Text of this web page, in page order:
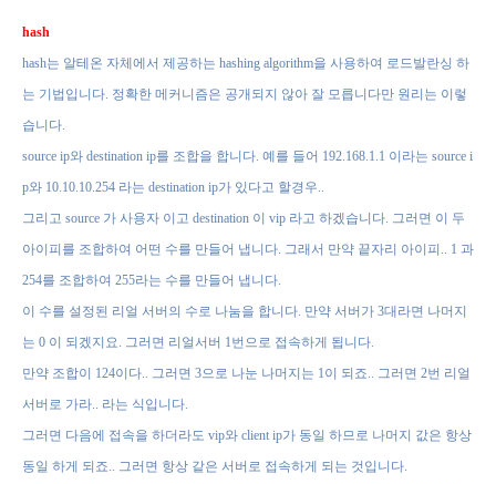
hash
hash는 알테온 자체에서 제공하는 hashing algorithm을 사용하여 로드발란싱 하
는 기법입니다. 정확한 메커니즘은 공개되지 않아 잘 모릅니다만 원리는 이렇
습니다.
source ip와 destination ip를 조합을 합니다. 예를 들어 192.168.1.1 이라는 source i
p와 10.10.10.254 라는 destination ip가 있다고 할경우..
그리고 source 가 사용자 이고 destination 이 vip 라고 하겠습니다. 그러면 이 두
아이피를 조합하여 어떤 수를 만들어 냅니다. 그래서 만약 끝자리 아이피 .. 1 과
254를 조합하여 255라는 수를 만들어 냅니다.
이 수를 설정된 리얼 서버의 수로 나눔을 합니다. 만약 서버가 3대라면 나머지
는 0 이 되겠지요. 그러면 리얼서버 1번으로 접속하게 됩니다.
만약 조합이
124이다.. 그러면 3으로 나눈 나머지는 1이 되죠.. 그러면 2번 리얼
서버로 가라.. 라는 식입니다.
그러면 다음에 접속을 하더라도 vip와 client ip가 동일 하므로 나머지 값은 항상
동일 하게 되죠.. 그러면 항상 같은 서버로 접속하게 되는 것입니다.